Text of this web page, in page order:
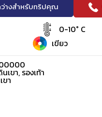
างสำหรับทริปคุณ
0-10° C
เขียว
นเขา, รองเท้า
ขา